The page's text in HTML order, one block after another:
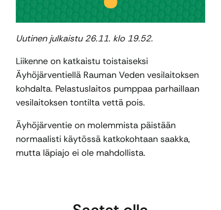
Uutinen julkaistu 26.11. klo 19.52.
Liikenne on katkaistu toistaiseksi
Äyhöjärventiellä Rauman Veden vesilaitoksen
kohdalta. Pelastuslaitos pumppaa parhaillaan
vesilaitoksen tontilta vettä pois.
Äyhöjärventie on molemmista päistään
normaalisti käytössä katkokohtaan saakka,
mutta läpiajo ei ole mahdollista.